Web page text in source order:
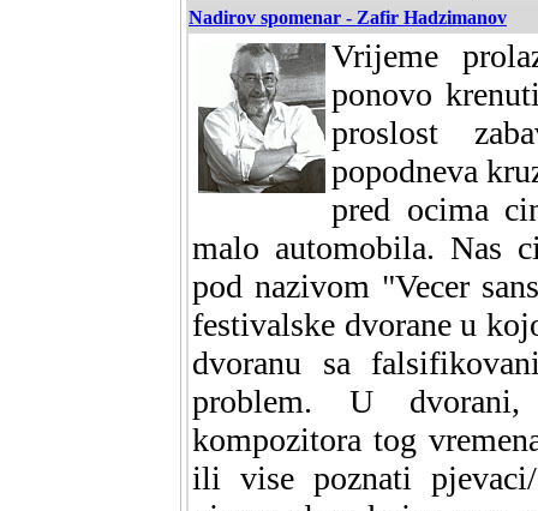
Nadirov spomenar - Zafir Hadzimanov
Vrijeme
ponovo
proslost
popodneva
pred ocima
malo automobila. Nas
pod nazivom "Vecer
festivalske dvorane u
dvoranu sa
problem. U
kompozitora tog
ili vise poznati